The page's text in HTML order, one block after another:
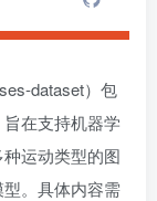
dataset）包
在支持机器学
运动类型的图
。具体内容需